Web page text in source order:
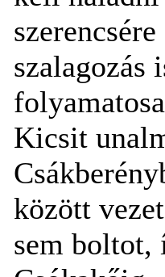
szalagozás
Kicsit
között
sem